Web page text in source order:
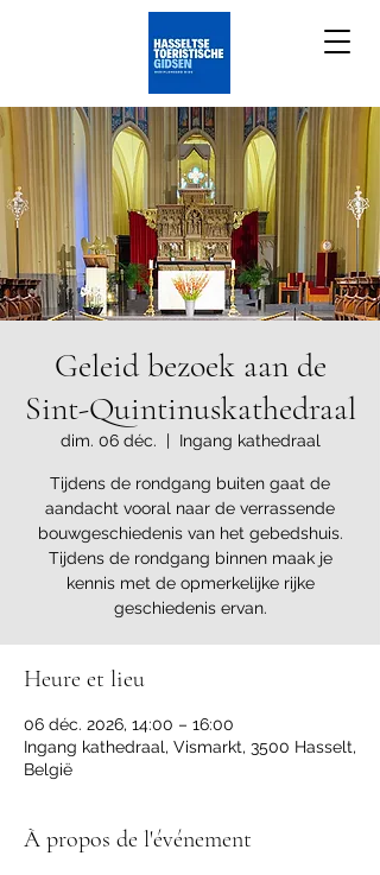
Geleid bezoek aan de
Sint-Quintinuskathedraal
dim. 06 déc.
  |
Ingang kathedraal
Tijdens de rondgang buiten gaat de
aandacht vooral naar de verrassende
bouwgeschiedenis van het gebedshuis.
Tijdens de rondgang binnen maak je
kennis met de opmerkelijke rijke
geschiedenis ervan.
Heure et lieu
06 déc. 2026, 14:00 – 16:00
Ingang kathedraal, Vismarkt, 3500 Hasselt,
België
À propos de l'événement